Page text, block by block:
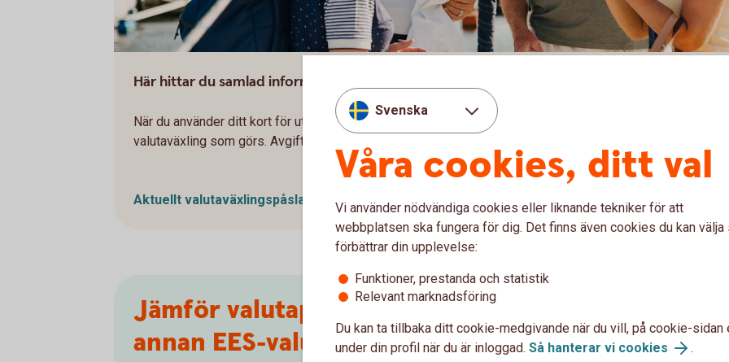
Här hittar du samlad information om valutaväxling vid kortköp inom EES.
När du använder ditt kort för uttag och köp utomlands tar vi ut en avgift kopplad till den
valutaväxling som görs. Avgiften kallas valutaväxlingspåslag, eller valutapåslag.
Aktuellt valutaväxlingspåslag och eventuella andra avgifter
Jämför valutapåslag före köp i
annan EES-valuta
Ta reda på
köp i annan
Svenska
Våra cookies, ditt val
Vi använder nödvändiga cookies eller liknande tekniker för att
webbplatsen ska fungera för dig. Det finns även cookies du kan välja
förbättrar din upplevelse:
Funktioner, prestanda och statistik
Relevant marknadsföring
Du kan ta tillbaka ditt cookie-medgivande när du vill, på cookie-sidan
under din profil när du är inloggad. Så hanterar vi cookies .